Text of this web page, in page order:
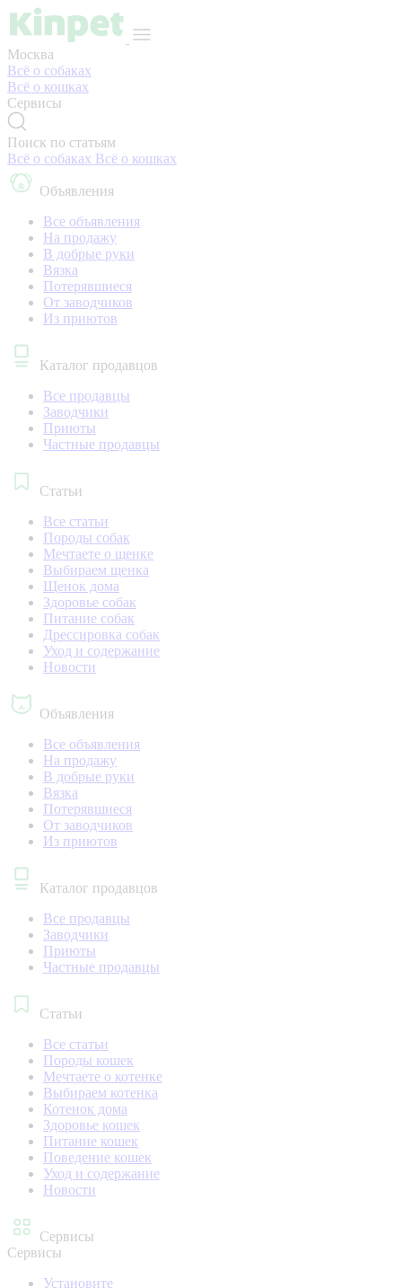
Москва
Всё о собаках
Всё о кошках
Сервисы
Поиск по статьям
Всё о собаках Всё о кошках
Объявления
Все объявления
На продажу
В добрые руки
Вязка
Потерявшиеся
От заводчиков
Из приютов
Каталог продавцов
Все продавцы
Заводчики
Приюты
Частные продавцы
Статьи
Все статьи
Породы собак
Мечтаете о щенке
Выбираем щенка
Щенок дома
Здоровье собак
Питание собак
Дрессировка собак
Уход и содержание
Новости
Объявления
Все объявления
На продажу
В добрые руки
Вязка
Потерявшиеся
От заводчиков
Из приютов
Каталог продавцов
Все продавцы
Заводчики
Приюты
Частные продавцы
Статьи
Все статьи
Породы кошек
Мечтаете о котенке
Выбираем котенка
Котенок дома
Здоровье кошек
Питание кошек
Поведение кошек
Уход и содержание
Новости
Сервисы
Сервисы
Установите